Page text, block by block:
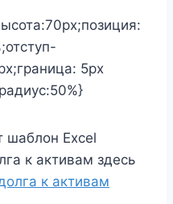
5px
шаблон Excel
к активам здесь
к активам